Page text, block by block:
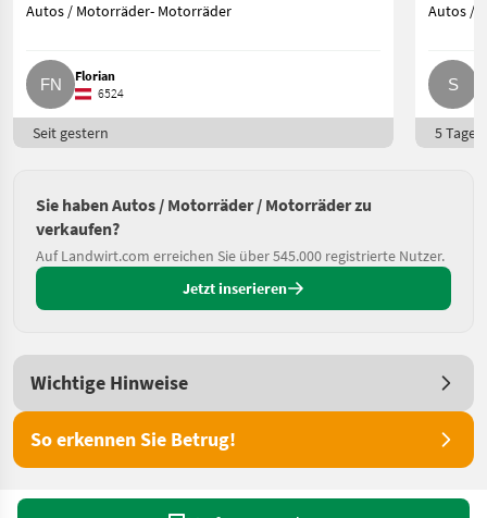
Autos / Motorräder- Motorräder
Florian
6524
Seit gestern
Autos /
5 Tage
Sie haben Autos / Motorräder / Motorräder zu
verkaufen?
Auf Landwirt.com erreichen Sie über 545.000 registrierte Nutzer.
Jetzt inserieren
Wichtige Hinweise
So erkennen Sie Betrug!